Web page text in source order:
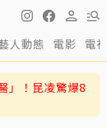
人動態 電影 電
歷程：痛苦到
」！昆凌驚爆8